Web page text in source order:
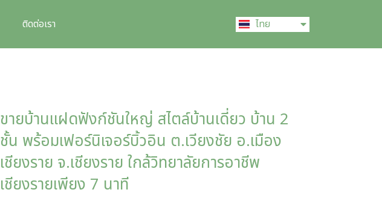
ติดต่อเรา ไทย
中文 (中国)
ขายบ้านแฝดฟังก์ชันใหญ่ สไตล์บ้านเดี่ยว บ้าน 2
ชั้น พร้อมเฟอร์นิเจอร์บิ้วอิน ต.เวียงชัย อ.เมือง
เชียงราย จ.เชียงราย ใกล้วิทยาลัยการอาชีพ
เชียงรายเพียง 7 นาที